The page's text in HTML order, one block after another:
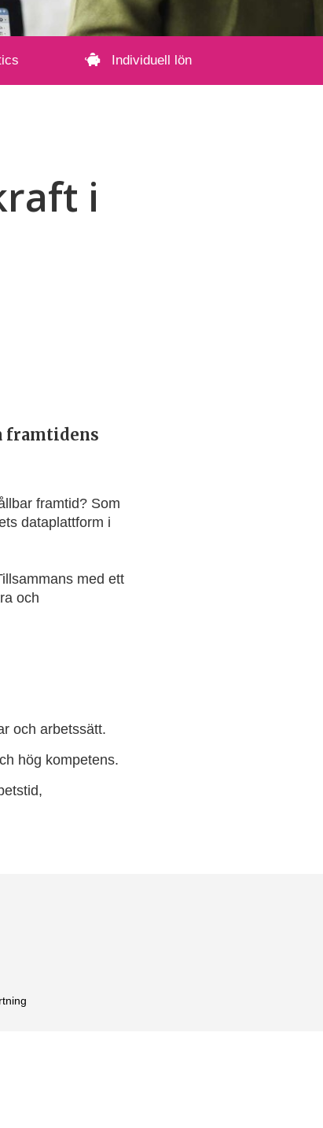
Individuell lön
i
framtidens
framtid? Som
dataplattform i
med ett
och
och arbetssätt.
hög kompetens.